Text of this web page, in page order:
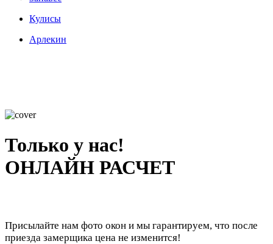
Кулисы
Арлекин
Только у нас!
ОНЛАЙН РАСЧЕТ
Присылайте нам фото окон и мы гарантируем, что после
приезда замерщика цена не изменится!